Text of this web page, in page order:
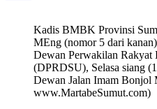
Kadis BMBK Provinsi
MEng (nomor 5 dari
Dewan Perwakilan Rakyat
(DPRDSU), Selasa siang
Dewan Jalan Imam Bonjol
www.MartabeSumut.com)